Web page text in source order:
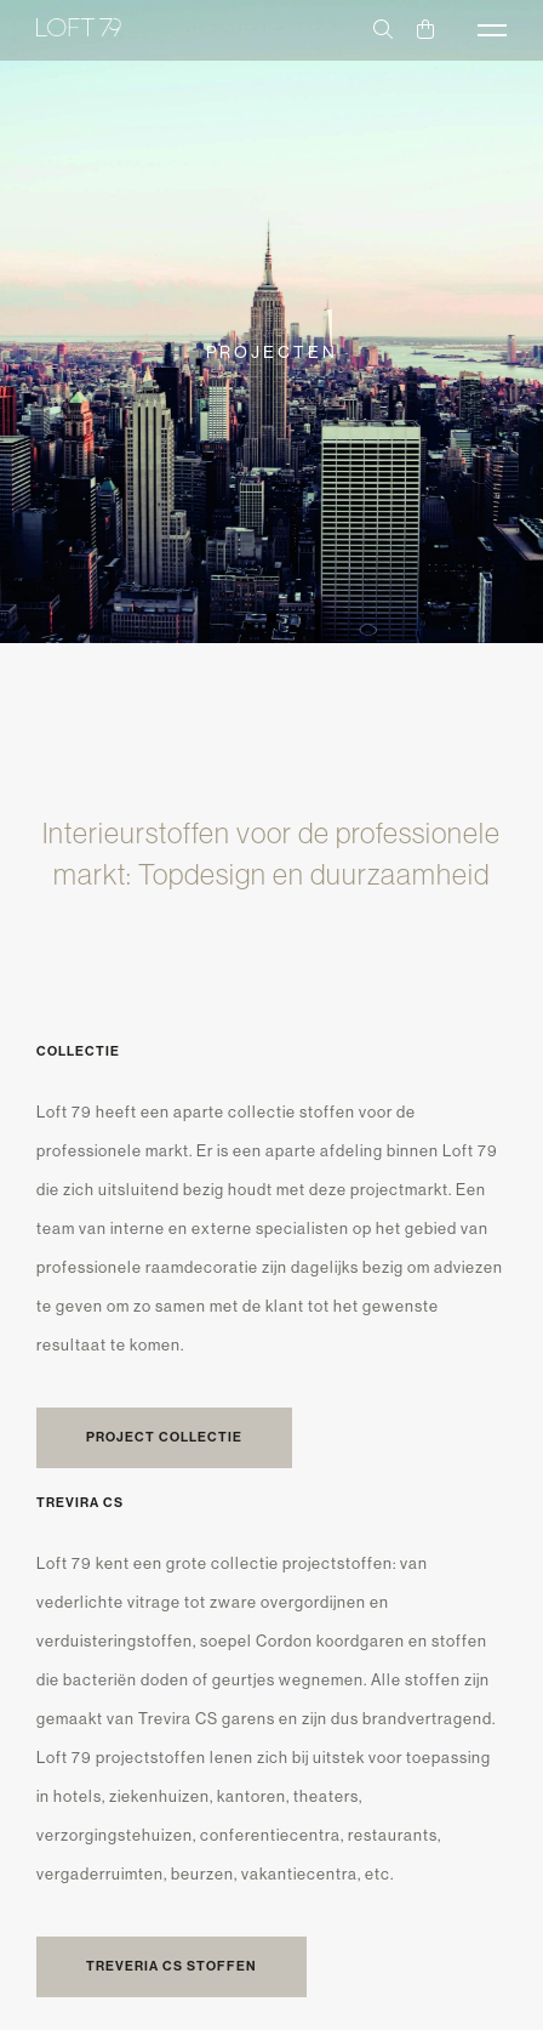
PROJECTEN
Interieurstoffen voor de professionele
markt: Topdesign en duurzaamheid
COLLECTIE
Loft 79 heeft een aparte collectie stoffen voor de
professionele markt. Er is een aparte afdeling binnen Loft 79
die zich uitsluitend bezig houdt met deze projectmarkt. Een
team van interne en externe specialisten op het gebied van
professionele raamdecoratie zijn dagelijks bezig om adviezen
te geven om zo samen met de klant tot het gewenste
resultaat te komen.
PROJECT COLLECTIE
TREVIRA CS
Loft 79 kent een grote collectie projectstoffen: van
vederlichte vitrage tot zware overgordijnen en
verduisteringstoffen, soepel Cordon koordgaren en stoffen
die bacteriën doden of geurtjes wegnemen. Alle stoffen zijn
gemaakt van Trevira CS garens en zijn dus brandvertragend.
Loft 79 projectstoffen lenen zich bij uitstek voor toepassing
in hotels, ziekenhuizen, kantoren, theaters,
verzorgingstehuizen, conferentiecentra, restaurants,
vergaderruimten, beurzen, vakantiecentra, etc.
TREVERIA CS STOFFEN